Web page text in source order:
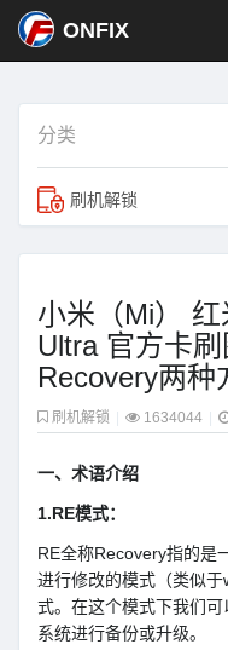
ONFIX
分类
刷机解锁
小米（Mi）
Ultra 官方卡
Recovery两种
刷机解锁 1634044
一、术语介绍
1.RE模式：
RE全称Recovery指的是
进行修改的模式（类似
式。在这个模式下我们
系统进行备份或升级。